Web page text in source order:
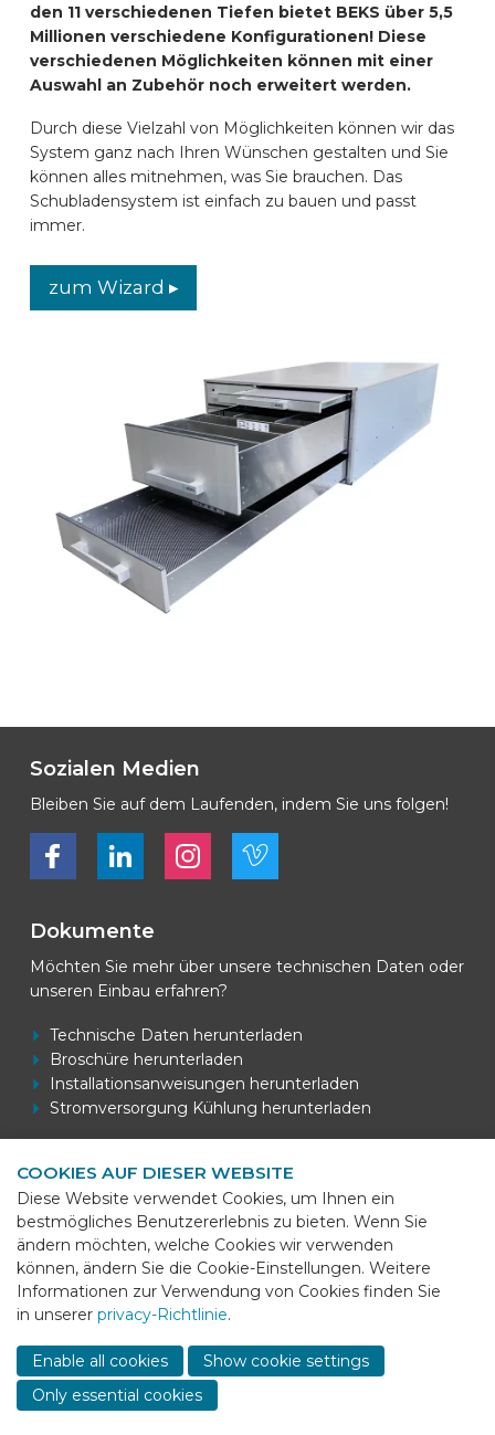
den 11 verschiedenen Tiefen bietet BEKS über 5,5
Millionen verschiedene Konfigurationen! Diese
verschiedenen Möglichkeiten können mit einer
Auswahl an Zubehör noch erweitert werden.
Durch diese Vielzahl von Möglichkeiten können wir das
System ganz nach Ihren Wünschen gestalten und Sie
können alles mitnehmen, was Sie brauchen. Das
Schubladensystem ist einfach zu bauen und passt
immer.
zum Wizard ▸
Sozialen Medien
Bleiben Sie auf dem Laufenden, indem Sie uns folgen!
Bekijk ons op FacebookBekijk ons op LinkedInBekijk ons op LinkedInBekijk ons op Vimeo
Dokumente
Möchten Sie mehr über unsere technischen Daten oder
unseren Einbau erfahren?
Technische Daten herunterladen
Broschüre herunterladen
Installationsanweisungen herunterladen
Stromversorgung Kühlung herunterladen
Kontaktdaten
BEKS Systems
Meerheide 58
5521 DZ Eersel
Telefon+31 (0)85 - 064 58 92
E-mailinfo@beks-systems.com
© 2026 - BEKS Systems
COOKIES AUF DIESER WEBSITE
Diese Website verwendet Cookies, um Ihnen ein
bestmögliches Benutzererlebnis zu bieten. Wenn Sie
ändern möchten, welche Cookies wir verwenden
können, ändern Sie die Cookie-Einstellungen. Weitere
Informationen zur Verwendung von Cookies finden Sie
in unserer privacy-Richtlinie.
Enable all cookies
Show cookie settings
Only essential cookies